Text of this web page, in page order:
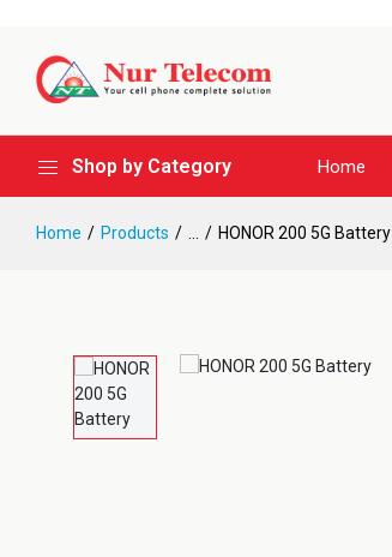
Shop by Category Home
Home Products HONOR 200 5G Battery